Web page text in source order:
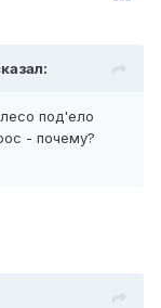
под'ело
- почему?